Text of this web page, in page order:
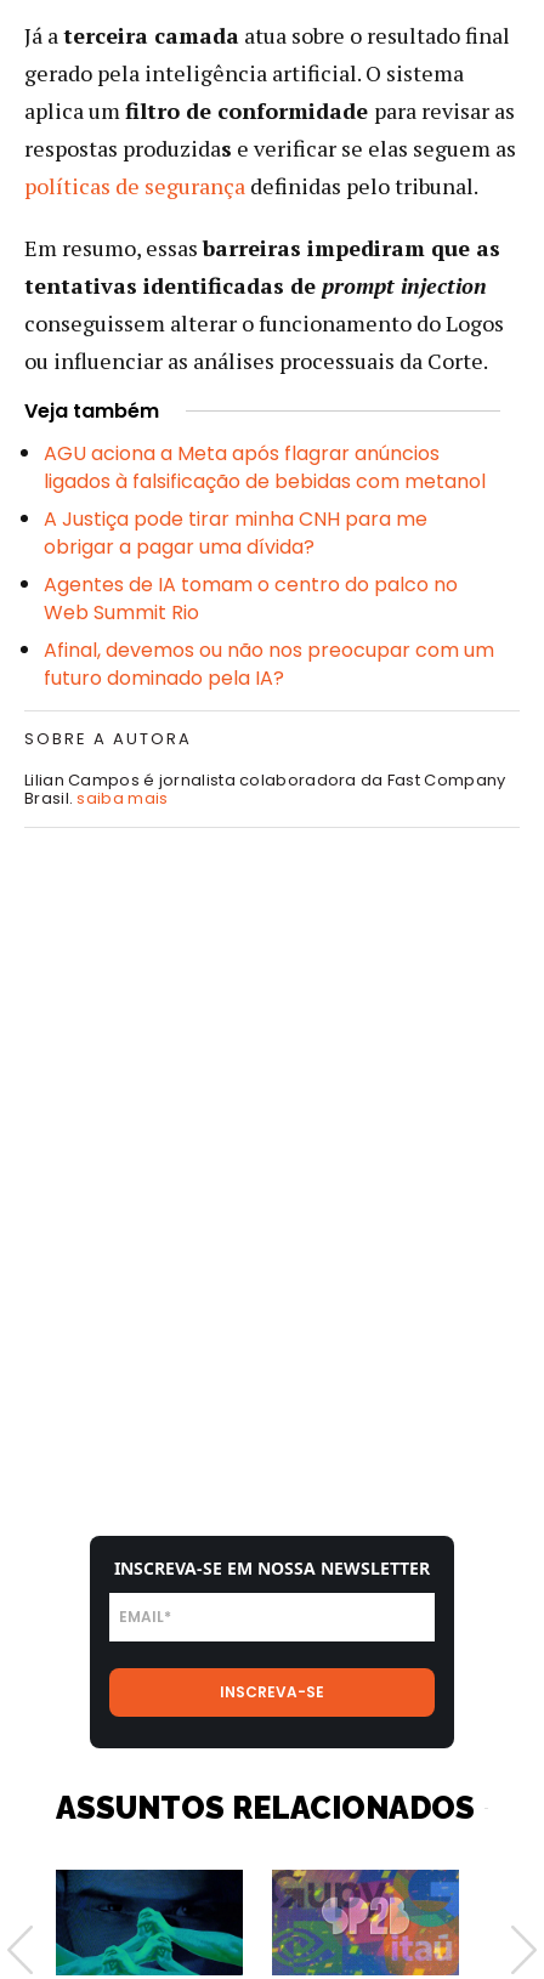
Já aterceira camada atua sobre o resultado final
gerado pela inteligência artificial. O sistema
aplica umfiltro de conformidade para revisar as
respostas produzidas e verificar se elas seguem as
políticas de segurança definidas pelo tribunal.
Em resumo, essasbarreiras impediram que as
tentativas identificadas de prompt injection
conseguissem alterar o funcionamento do Logos
ou influenciar as análises processuais da Corte.
Veja também
AGU aciona a Meta após flagrar anúncios
ligados à falsificação de bebidas com metanol
A Justiça pode tirar minha CNH para me
obrigar a pagar uma dívida?
Agentes de IA tomam o centro do palco no
Web Summit Rio
Afinal, devemos ou não nos preocupar com um
futuro dominado pela IA?
SOBRE A AUTORA
Lilian Campos é jornalista colaboradora da Fast Company
Brasil.saiba mais
INSCREVA-SE EM NOSSA NEWSLETTER
ASSUNTOS RELACIONADOS